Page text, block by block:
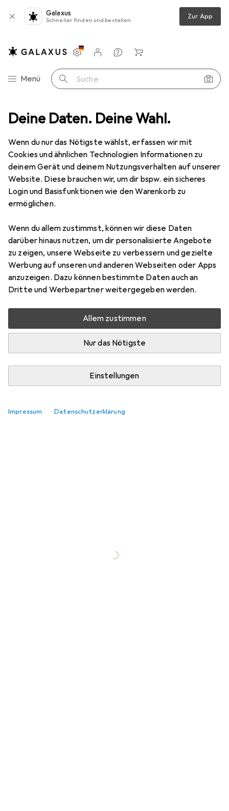
Deine Daten. Deine Wahl.
Wenn du nur das Nötigste wählst, erfassen wir mit
Cookies und ähnlichen Technologien Informationen zu
deinem Gerät und deinem Nutzungsverhalten auf unserer
Website. Diese brauchen wir, um dir bspw. ein sicheres
Login und Basisfunktionen wie den Warenkorb zu
ermöglichen.
Wenn du allem zustimmst, können wir diese Daten
darüber hinaus nutzen, um dir personalisierte Angebote
zu zeigen, unsere Webseite zu verbessern und gezielte
Werbung auf unseren und anderen Webseiten oder Apps
anzuzeigen. Dazu können bestimmte Daten auch an
Dritte und Werbepartner weitergegeben werden.
Allem zustimmen
Nur das Nötigste
Einstellungen
Impressum Datenschutzerklärung
Galaxus
Schneller finden und bestellen Zur App
Navigation nach Kategorien
Menü Suche
Einstellungen
Kundenkonto
Vergleichslisten
Merklisten
Warenkorb
Elan
Kategorien anzeigen
Diese Marke gefällt mir